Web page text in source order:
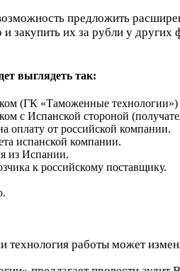
предложить
закупить их за рубли у
выглядеть так:
(ГК «Таможенные
с Испанской стороной
оплату от российской компании.
испанской компании.
из Испании.
к российскому поставщику.
технология работы может